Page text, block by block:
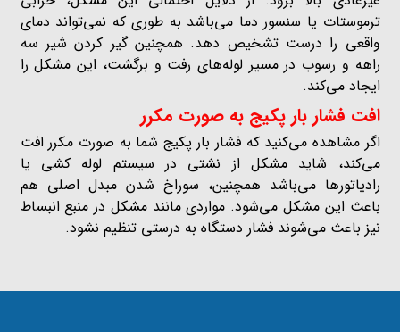
ترموستات یا سنسور دما می‌باشد به طوری که نمی‌تواند دمای
واقعی را درست تشخیص دهد. همچنین گیر کردن شیر سه
راهه و رسوب در مسیر لوله‌های رفت و برگشت، این مشکل را
ایجاد می‌کند.
افت فشار بار پکیج به صورت مکرر
اگر مشاهده می‌کنید که فشار بار پکیج شما به صورت مکرر افت
می‌کند، شاید مشکل از نشتی در سیستم لوله کشی یا
رادیاتورها می‌باشد همچنین، سوراخ شدن مبدل اصلی هم
باعث این مشکل می‌شود. مواردی مانند مشکل در منبع انبساط
نیز باعث می‌شوند فشار دستگاه به درستی تنظیم نشود.